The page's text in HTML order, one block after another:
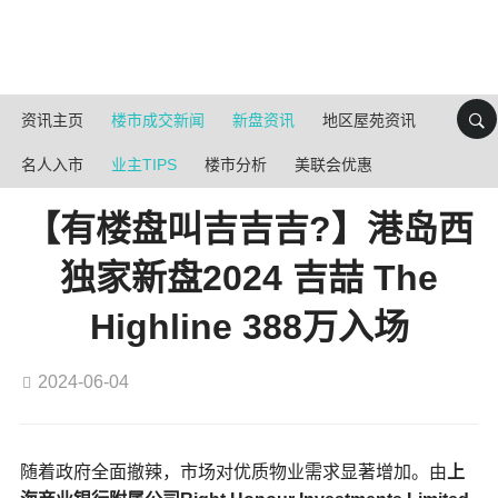
资讯主页 楼市成交新闻 新盘资讯 地区屋苑资讯
名人入市 业主TIPS 楼市分析 美联会优惠
【有楼盘叫吉吉吉?】港岛西
独家新盘2024 吉喆 The
Highline 388万入场
2024-06-04
随着政府全面撤辣，市场对优质物业需求显著增加。由 上